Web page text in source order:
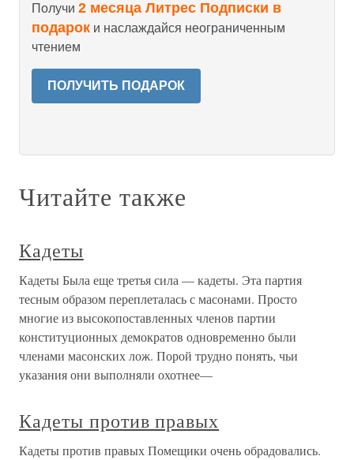
Получи 2 месяца Литрес Подписки в
подарок и наслаждайся неограниченным
чтением
ПОЛУЧИТЬ ПОДАРОК
Читайте также
Кадеты
Кадеты Была еще третья сила — кадеты. Эта партия
тесным образом переплеталась с масонами. Просто
многие из высокопоставленных членов партии
конституционных демократов одновременно были
членами масонских лож. Порой трудно понять, чьи
указания они выполняли охотнее—
Кадеты против правых
Кадеты против правых Помещики очень обрадовались.